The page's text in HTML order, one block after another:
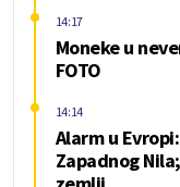
Moneke u
FOTO
14:17
Alarm u
Zapadnog
14:14